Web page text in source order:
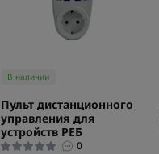
В наличии
Пульт дистанционного
управления для
устройств РЕБ
0